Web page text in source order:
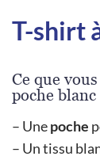
T-shirt
Ce que
poche blanc
– Unepoche
– Un tissu